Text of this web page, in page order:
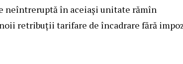
neîntreruptă în aceiaşi unitate rămîn
retribuţii tarifare de încadrare fără